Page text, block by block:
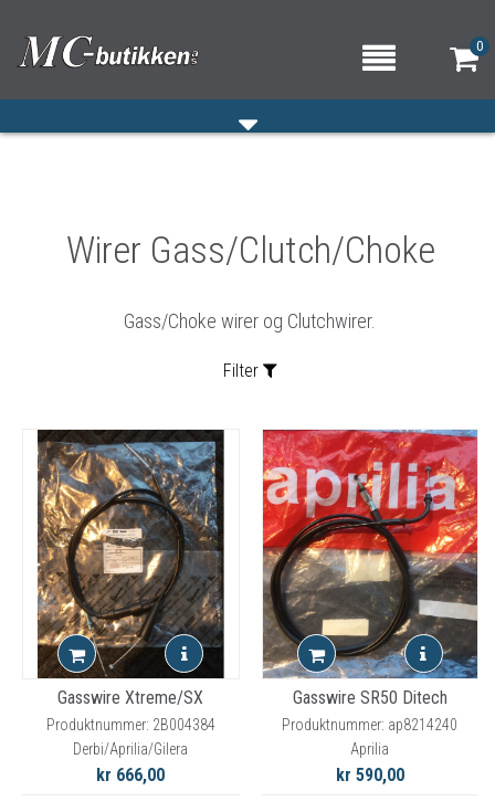
0
VERKSTED
Wirer Gass/Clutch/Choke
Gass/Choke wirer og Clutchwirer.
Filter
Gasswire Xtreme/SX
Produktnummer: 2B004384
Derbi/Aprilia/Gilera
kr 666,00
Gasswire SR50 Ditech
Produktnummer: ap8214240
Aprilia
kr 590,00